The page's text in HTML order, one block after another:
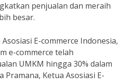
penjualan dan meraih
besar.
E-commerce Indonesia,
e-commerce telah
UMKM hingga 30% dalam
Pramana, Ketua Asosiasi E-